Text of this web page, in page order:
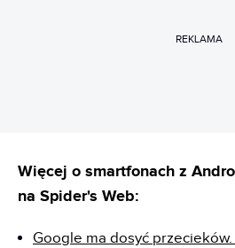
REKLAMA
Więcej o smartfonach z
na Spider's Web:
Google ma dosyć przecieków.